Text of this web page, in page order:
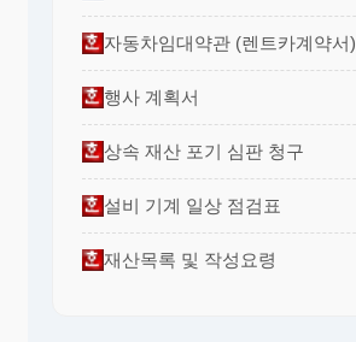
자동차임대약관 (렌트카계약서)
행사 계획서
상속 재산 포기 심판 청구
설비 기계 일상 점검표
재산목록 및 작성요령